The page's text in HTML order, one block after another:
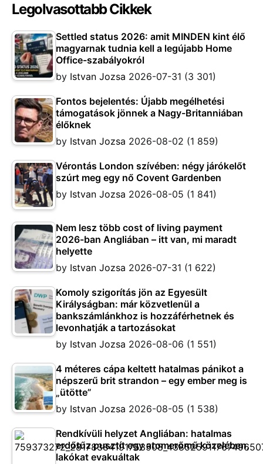
Legolvasottabb Cikkek
Settled status 2026: amit MINDEN kint élő
magyarnak tudnia kell a legújabb Home
Office-szabályokról
by Istvan Jozsa 2026-07-31 (3 301)
Fontos bejelentés: Újabb megélhetési
támogatások jönnek a Nagy-Britanniában
élőknek
by Istvan Jozsa 2026-08-02 (1 859)
Vérontás London szívében: négy járókelőt
szúrt meg egy nő Covent Gardenben
by Istvan Jozsa 2026-08-05 (1 841)
Nem lesz több cost of living payment
2026-ban Angliában – itt van, mi maradt
helyette
by Istvan Jozsa 2026-07-31 (1 622)
Komoly szigorítás jön az Egyesült
Királyságban: már közvetlenül a
bankszámlánkhoz is hozzáférhetnek és
levonhatják a tartozásokat
by Istvan Jozsa 2026-08-06 (1 551)
4 méteres cápa keltett hatalmas pánikot a
népszerű brit strandon – egy ember meg is
„ütötte”
by Istvan Jozsa 2026-08-05 (1 538)
Rendkívüli helyzet Angliában: hatalmas
erdőtűz pusztít egy atomerőmű közelében,
lakókat evakuáltak